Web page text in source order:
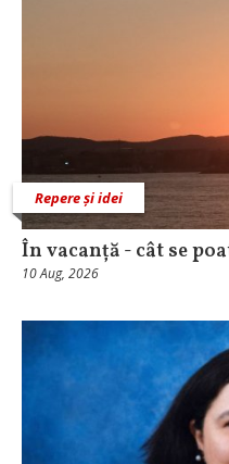
Repere și idei
În vacanță - cât se
10 Aug, 2026